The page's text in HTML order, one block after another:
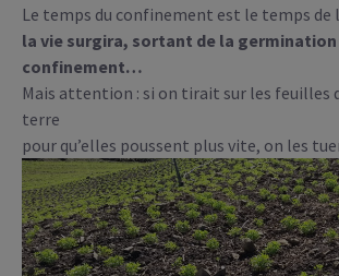
Le temps du confinement est le temps de
la vie surgira, sortant de la germination
confinement…
Mais attention : si on tirait sur les feuilles
terre
pour qu’elles poussent plus vite, on les